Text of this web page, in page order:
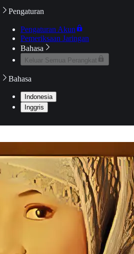
Pengaturan
Pengaturan Akun
Pemeriksaan Jaringan
Bahasa
Keluar Semua Perangkat
Bahasa
Indonesia
Inggris